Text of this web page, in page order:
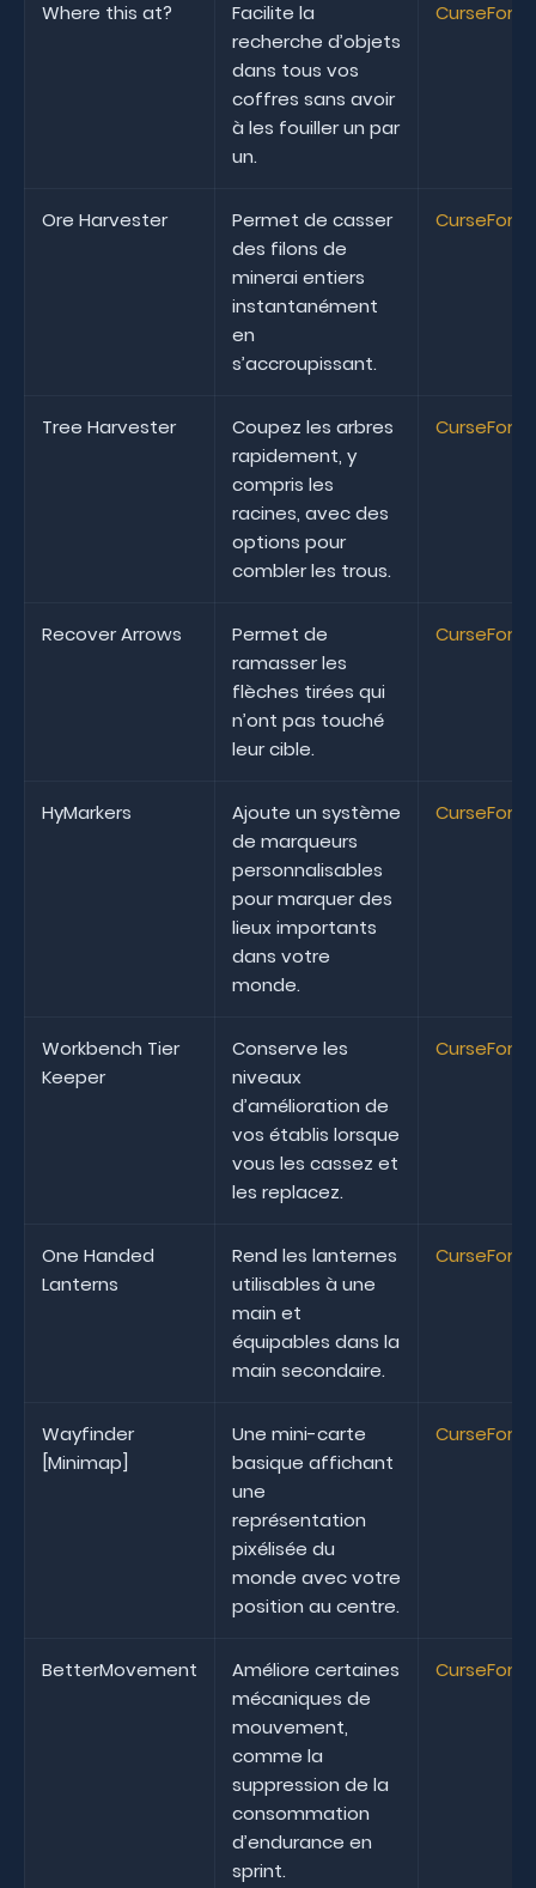
Where this at?
Facilite la
recherche d’objets
dans tous vos
coffres sans avoir
à les fouiller un par
un.
CurseForge
Ore Harvester
Permet de casser
des filons de
minerai entiers
instantanément
en
s’accroupissant.
CurseForge
Tree Harvester
Coupez les arbres
rapidement, y
compris les
racines, avec des
options pour
combler les trous.
CurseForge
Recover Arrows
Permet de
ramasser les
flèches tirées qui
n’ont pas touché
leur cible.
CurseForge
HyMarkers
Ajoute un système
de marqueurs
personnalisables
pour marquer des
lieux importants
dans votre
monde.
CurseForge
Workbench Tier
Keeper
Conserve les
niveaux
d’amélioration de
vos établis lorsque
vous les cassez et
les replacez.
CurseForge
One Handed
Lanterns
Rend les lanternes
utilisables à une
main et
équipables dans la
main secondaire.
CurseForge
Wayfinder
[Minimap]
Une mini-carte
basique affichant
une
représentation
pixélisée du
monde avec votre
position au centre.
CurseForge
BetterMovement
Améliore certaines
mécaniques de
mouvement,
comme la
suppression de la
consommation
d’endurance en
sprint.
CurseForge